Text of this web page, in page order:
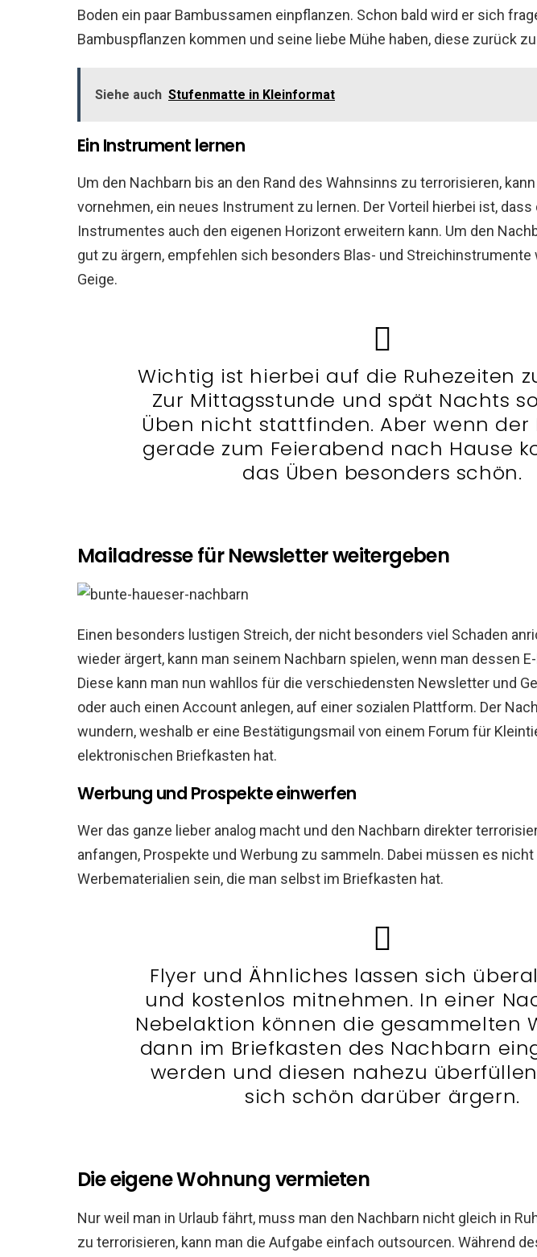
Boden ein paar Bambussamen einpflanzen. Schon bald wird er sich
Bambuspflanzen kommen und seine liebe Mühe haben, diese zurück
Siehe auch Stufenmatte in Kleinformat
Ein Instrument lernen
Um den Nachbarn bis an den Rand des Wahnsinns zu terrorisieren,
vornehmen, ein neues Instrument zu lernen. Der Vorteil hierbei ist, dass
Instrumentes auch den eigenen Horizont erweitern kann. Um den
gut zu ärgern, empfehlen sich besonders Blas- und Streichinstrumente
Geige.
Wichtig ist hierbei auf die Ruhezeiten
Zur Mittagsstunde und spät Nachts
Üben nicht stattfinden. Aber wenn der
gerade zum Feierabend nach Hause
das Üben besonders schön.
Mailadresse für Newsletter weitergeben
Einen besonders lustigen Streich, der nicht besonders viel Schaden
wieder ärgert, kann man seinem Nachbarn spielen, wenn man dessen
Diese kann man nun wahllos für die verschiedensten Newsletter und
oder auch einen Account anlegen, auf einer sozialen Plattform. Der
wundern, weshalb er eine Bestätigungsmail von einem Forum für
elektronischen Briefkasten hat.
Werbung und Prospekte einwerfen
Wer das ganze lieber analog macht und den Nachbarn direkter
anfangen, Prospekte und Werbung zu sammeln. Dabei müssen es nicht
Werbematerialien sein, die man selbst im Briefkasten hat.
Flyer und Ähnliches lassen sich
und kostenlos mitnehmen. In einer
Nebelaktion können die gesammelten
dann im Briefkasten des Nachbarn
werden und diesen nahezu
sich schön darüber ärgern.
Die eigene Wohnung vermieten
Nur weil man in Urlaub fährt, muss man den Nachbarn nicht gleich in
zu terrorisieren, kann man die Aufgabe einfach outsourcen. Während